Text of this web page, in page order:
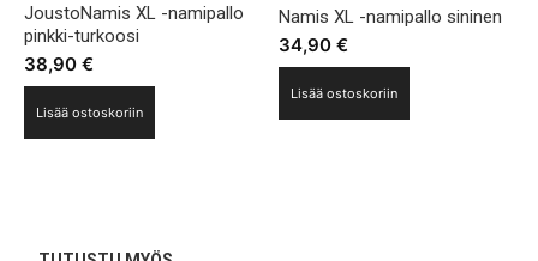
JoustoNamis XL -namipallo
pinkki-turkoosi
38,90 €
Lisää ostoskoriin
Namis XL -namipallo sininen
34,90€
Lisää ostoskoriin